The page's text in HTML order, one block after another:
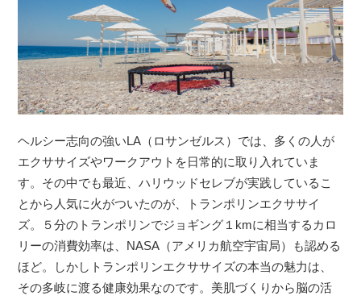
ヘルシー志向の強いLA（ロサンゼルス）では、多くの人が
エクササイズやワークアウトを日常的に取り入れていま
す。その中でも最近、ハリウッドセレブが実践しているこ
とから人気に火がついたのが、トランポリンエクササイ
ズ。５分のトランポリンでジョギング１kmに相当するカロ
リーの消費効率は、NASA（アメリカ航空宇宙局）も認める
ほど。しかしトランポリンエクササイズの本当の魅力は、
その多岐に渡る健康効果なのです。美肌づくりから脳の活